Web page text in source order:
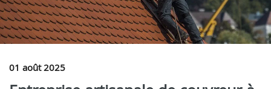
01 août 2025